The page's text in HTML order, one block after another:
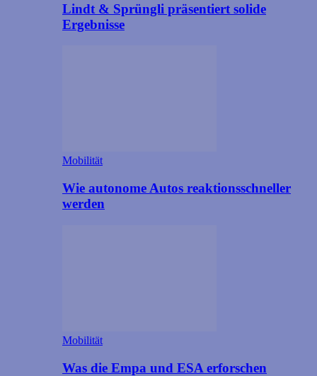
Lindt & Sprüngli präsentiert solide
Ergebnisse
Mobilität
Wie autonome Autos reaktionsschneller
werden
Mobilität
Was die Empa und ESA erforschen